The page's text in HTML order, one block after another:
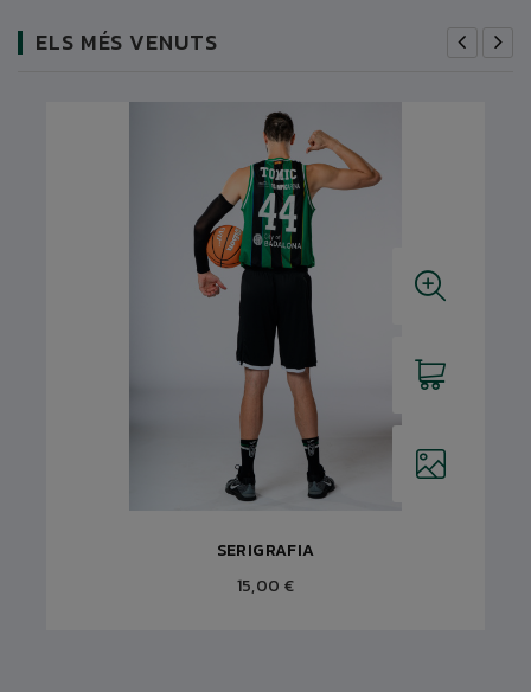
ELS MÉS VENUTS
SERIGRAFIA
15,00 €